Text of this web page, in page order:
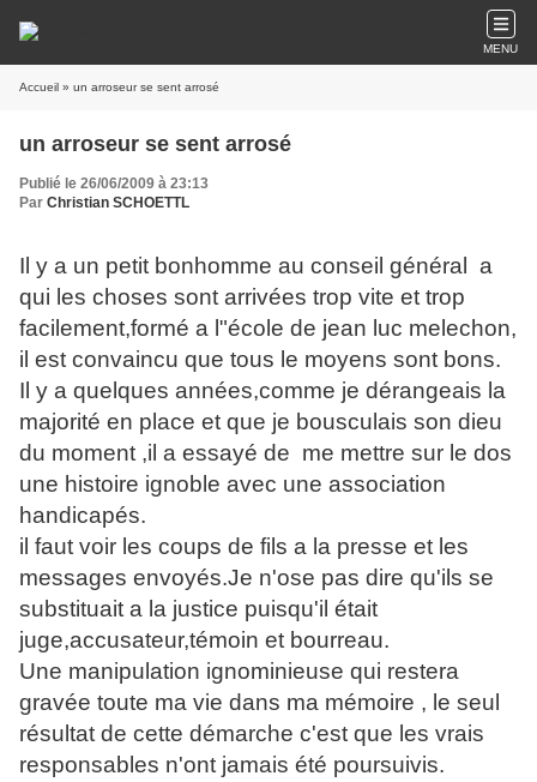
MENU
Accueil » un arroseur se sent arrosé
un arroseur se sent arrosé
Publié le 26/06/2009 à 23:13
Par Christian SCHOETTL
Il y a un petit bonhomme au conseil général a
qui les choses sont arrivées trop vite et trop
facilement,formé a l"école de jean luc melechon,
il est convaincu que tous le moyens sont bons.
Il y a quelques années,comme je dérangeais la
majorité en place et que je bousculais son dieu
du moment ,il a essayé de me mettre sur le dos
une histoire ignoble avec une association
handicapés.
il faut voir les coups de fils a la presse et les
messages envoyés.Je n'ose pas dire qu'ils se
substituait a la justice puisqu'il était
juge,accusateur,témoin et bourreau.
Une manipulation ignominieuse qui restera
gravée toute ma vie dans ma mémoire , le seul
résultat de cette démarche c'est que les vrais
responsables n'ont jamais été poursuivis.